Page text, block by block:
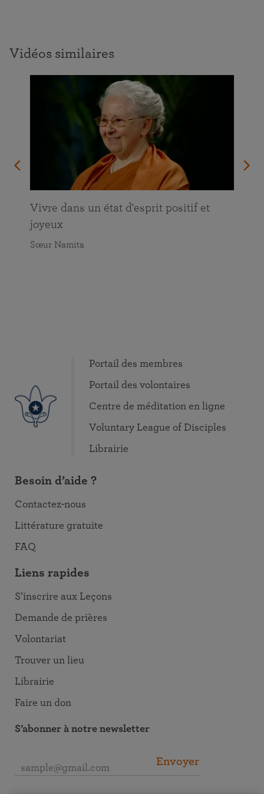
Vidéos similaires
Vivre dans un état d'esprit positif et
joyeux
Sœur Namita
Portail des membres
Portail des volontaires
Centre de méditation en ligne
Voluntary League of Disciples
Librairie
Besoin d’aide ?
Contactez-nous
Littérature gratuite
FAQ
Liens rapides
S’inscrire aux Leçons
Demande de prières
Volontariat
Trouver un lieu
Librairie
Faire un don
S’abonner à notre newsletter
Envoyer